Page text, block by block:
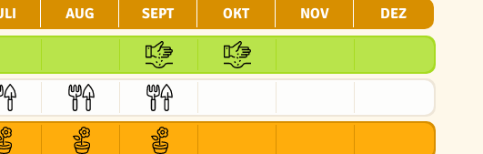
AUG SEPT OKT NOV DEZ